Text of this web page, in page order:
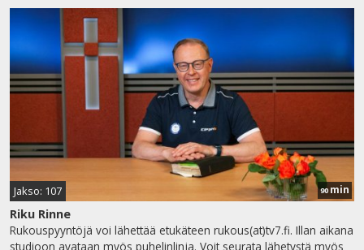
Jakso: 107 90 min
Riku Rinne
Rukouspyyntöjä voi lähettää etukäteen rukous(at)tv7.fi. Illan aikana
studioon avataan myös puhelinlinja. Voit seurata lähetystä myös